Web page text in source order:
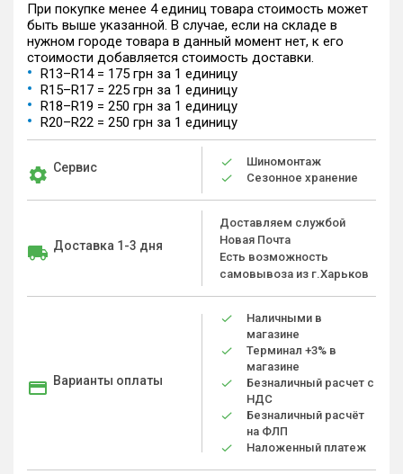
При покупке менее 4 единиц товара стоимость может
быть выше указанной. В случае, если на складе в
нужном городе товара в данный момент нет, к его
стоимости добавляется стоимость доставки.
R13–R14 = 175 грн за 1 единицу
R15–R17 = 225 грн за 1 единицу
R18–R19 = 250 грн за 1 единицу
R20–R22 = 250 грн за 1 единицу
Сервис
Шиномонтаж
Сезонное хранение
Доставка 1-3 дня
Доставляем службой
Новая Почта
Есть возможность
самовывоза из г.Харьков
Варианты оплаты
Наличными в
магазине
Терминал +3% в
магазине
Безналичный расчет с
НДС
Безналичный расчёт
на ФЛП
Наложенный платеж